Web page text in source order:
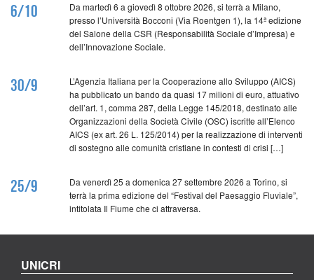
6/10
Da martedì 6 a giovedì 8 ottobre 2026, si terrà a Milano,
presso l’Università Bocconi (Via Roentgen 1), la 14ª edizione
del Salone della CSR (Responsabilità Sociale d’Impresa) e
dell’Innovazione Sociale.
30/9
L’Agenzia Italiana per la Cooperazione allo Sviluppo (AICS)
ha pubblicato un bando da quasi 17 milioni di euro, attuativo
dell’art. 1, comma 287, della Legge 145/2018, destinato alle
Organizzazioni della Società Civile (OSC) iscritte all’Elenco
AICS (ex art. 26 L. 125/2014) per la realizzazione di interventi
di sostegno alle comunità cristiane in contesti di crisi […]
25/9
Da venerdì 25 a domenica 27 settembre 2026 a Torino, si
terrà la prima edizione del “Festival del Paesaggio Fluviale”,
intitolata Il Fiume che ci attraversa.
UNICRI